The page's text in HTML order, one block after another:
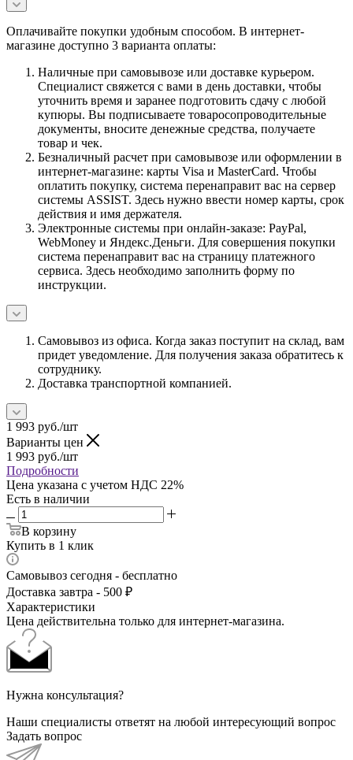
Оплачивайте покупки удобным способом. В интернет-
магазине доступно 3 варианта оплаты:
Наличные при самовывозе или доставке курьером.
Специалист свяжется с вами в день доставки, чтобы
уточнить время и заранее подготовить сдачу с любой
купюры. Вы подписываете товаросопроводительные
документы, вносите денежные средства, получаете
товар и чек.
Безналичный расчет при самовывозе или оформлении в
интернет-магазине: карты Visa и MasterCard. Чтобы
оплатить покупку, система перенаправит вас на сервер
системы ASSIST. Здесь нужно ввести номер карты, срок
действия и имя держателя.
Электронные системы при онлайн-заказе: PayPal,
WebMoney и Яндекс.Деньги. Для совершения покупки
система перенаправит вас на страницу платежного
сервиса. Здесь необходимо заполнить форму по
инструкции.
Самовывоз из офиса. Когда заказ поступит на склад, вам
придет уведомление. Для получения заказа обратитесь к
сотруднику.
Доставка транспортной компанией.
1 993 руб./шт
Варианты цен
1 993 руб./шт
Подробности
Цена указана с учетом НДС 22%
Есть в наличии
В корзину
Купить в 1 клик
Самовывоз сегодня - бесплатно
Доставка завтра - 500 ₽
Характеристики
Цена действительна только для интернет-магазина.
Нужна консультация?
Наши специалисты ответят на любой интересующий вопрос
Задать вопрос